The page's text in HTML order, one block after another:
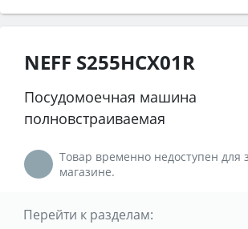
NEFF S255HCX01R
Посудомоечная машина
полновстраиваемая
Товар временно недоступен для
магазине.
Перейти к разделам: